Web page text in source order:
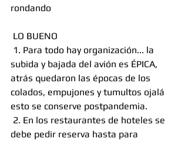
rondando
LO BUENO
subida y bajada del avión es ÉPICA,
atrás quedaron las épocas de los
colados, empujones y tumultos ojalá
esto se conserve postpandemia.
debe pedir reserva hasta para